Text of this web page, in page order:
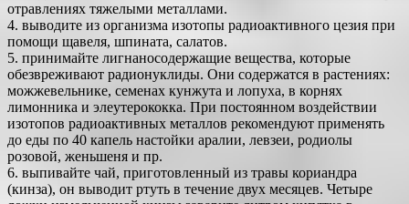
отравлениях тяжелыми металлами.
4. выводите из организма изотопы радиоактивного цезия при
помощи щавеля, шпината, салатов.
5. принимайте лигнаносодержащие вещества, которые
обезвреживают радионуклиды. Они содержатся в растениях:
можжевельнике, семенах кунжута и лопуха, в корнях
лимонника и элеутерококка. При постоянном воздействии
изотопов радиоактивных металлов рекомендуют применять
до еды по 40 капель настойки аралии, левзеи, родиолы
розовой, женьшеня и пр.
6. выпивайте чай, приготовленный из травы кориандра
(кинза), он выводит ртуть в течение двух месяцев. Четыре